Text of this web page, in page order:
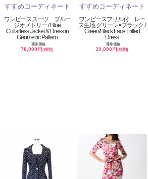
ワンピーススーツ ブルー
ジオメトリー / Blue
Collarless Jacket & Dress in
Geometric Pattern
通常価格
78,000円(税別)
ワンピースフリル付 レー
ス生地 グリーン×ブラック /
Green/Black Lace Frilled
Dress
通常価格
39,000円(税別)